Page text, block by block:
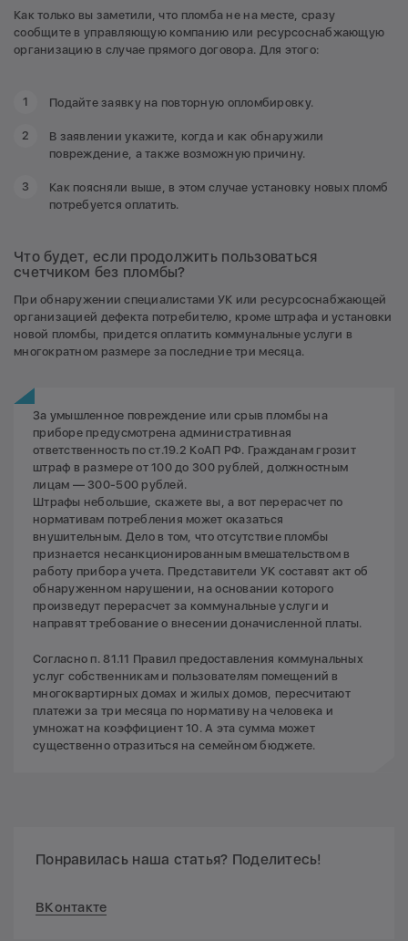
Как только вы заметили, что пломба не на месте, сразу
сообщите в управляющую компанию или ресурсоснабжающую
организацию в случае прямого договора. Для этого:
Подайте заявку на повторную опломбировку.
В заявлении укажите, когда и как обнаружили
повреждение, а также возможную причину.
Как поясняли выше, в этом случае установку новых пломб
потребуется оплатить.
Что будет, если продолжить пользоваться
счетчиком без пломбы?
При обнаружении специалистами УК или ресурсоснабжающей
организацией дефекта потребителю, кроме штрафа и установки
новой пломбы, придется оплатить коммунальные услуги в
многократном размере за последние три месяца.
За умышленное повреждение или срыв пломбы на
приборе предусмотрена административная
ответственность по ст.19.2 КоАП РФ. Гражданам грозит
штраф в размере от 100 до 300 рублей, должностным
лицам — 300-500 рублей.
Штрафы небольшие, скажете вы, а вот перерасчет по
нормативам потребления может оказаться
внушительным. Дело в том, что отсутствие пломбы
признается несанкционированным вмешательством в
работу прибора учета. Представители УК составят акт об
обнаруженном нарушении, на основании которого
произведут перерасчет за коммунальные услуги и
направят требование о внесении доначисленной платы.
Согласно п. 81.11 Правил предоставления коммунальных
услуг собственникам и пользователям помещений в
многоквартирных домах и жилых домов, пересчитают
платежи за три месяца по нормативу на человека и
умножат на коэффициент 10. А эта сумма может
существенно отразиться на семейном бюджете.
Понравилась наша статья? Поделитесь!
ВКонтакте